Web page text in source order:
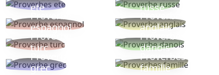
ete
russe
Proverbe
espagnol
Proverbe
anglais
Proverbe
turc
Proverbe
danois
Proverbe
grec
Proverbes
famille